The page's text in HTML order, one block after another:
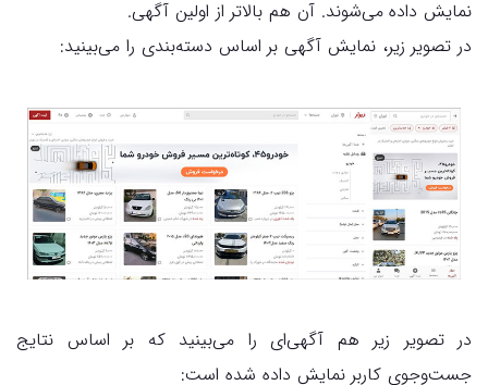
نمایش داده می‌شوند. آن هم بالاتر از اولین آگهی.
در تصویر زیر، نمایش آگهی بر اساس دسته‌بندی را می‌بینید:
در تصویر زیر هم آگهی‌ای را می‌بینید که بر اساس نتایج
جست‌وجوی کاربر نمایش داده شده است: